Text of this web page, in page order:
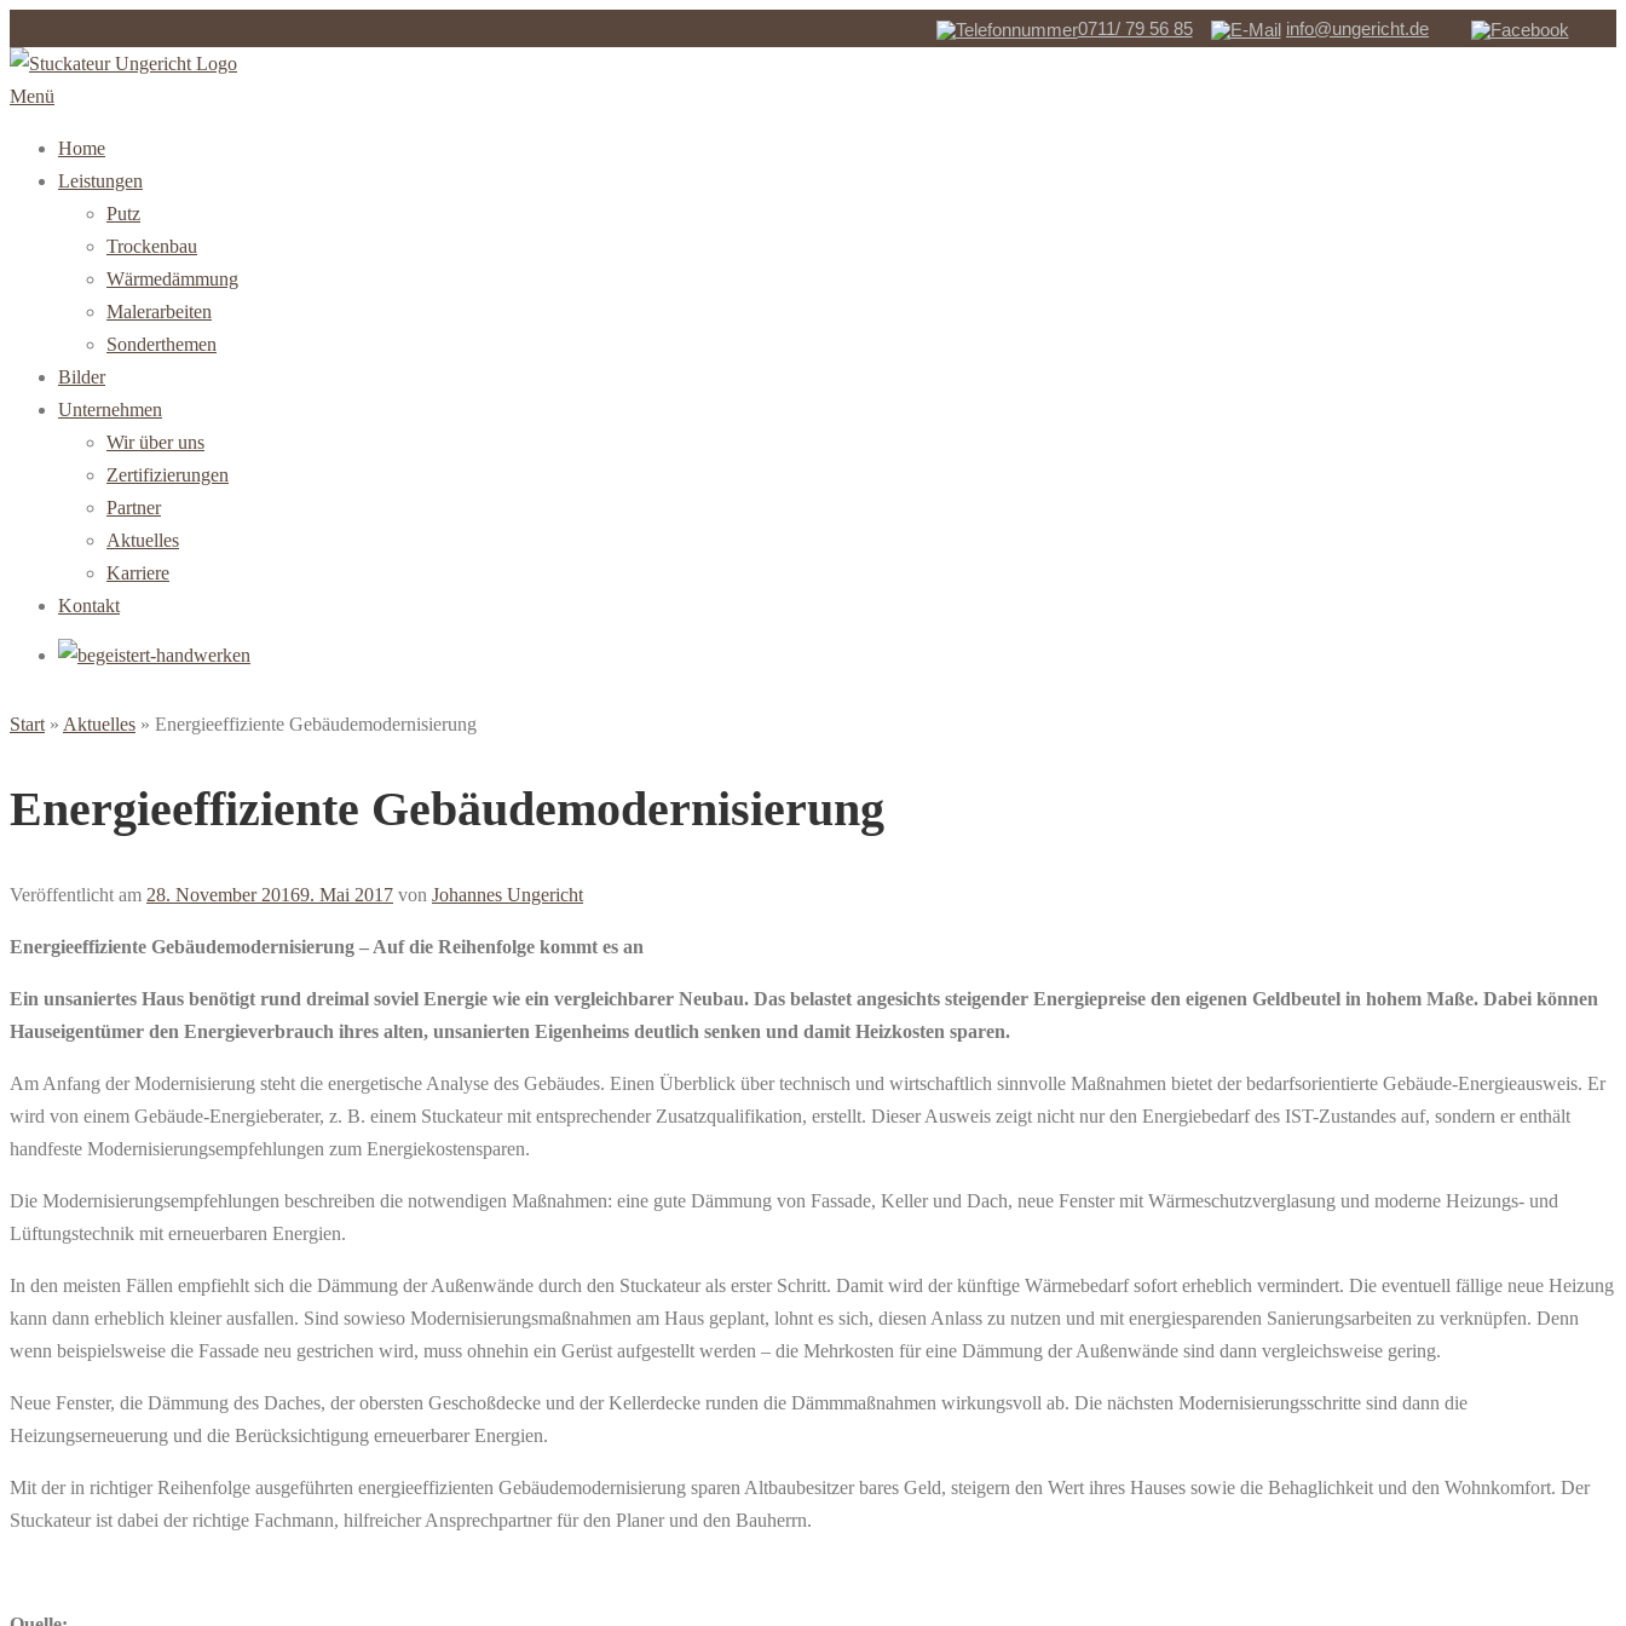
0711/ 79 56 85
info@ungericht.de
Zum
Inhalt
Menü
Home
Leistungen
Putz
Trockenbau
Wärmedämmung
Malerarbeiten
Sonderthemen
Bilder
Unternehmen
Wir über uns
Zertifizierungen
Partner
Aktuelles
Karriere
Kontakt
Start » Aktuelles » Energieeffiziente Gebäudemodernisierung
Energieeffiziente Gebäudemodernisierung
Veröffentlicht am 28. November 20169. Mai 2017 von Johannes Ungericht
Energieeffiziente Gebäudemodernisierung – Auf die Reihenfolge kommt es an
Ein unsaniertes Haus benötigt rund dreimal soviel Energie wie ein vergleichbarer Neubau. Das belastet angesichts steigender Energiepreise den eigenen Geldbeutel in hohem Maße. Dabei können
Hauseigentümer den Energieverbrauch ihres alten, unsanierten Eigenheims deutlich senken und damit Heizkosten sparen.
Am Anfang der Modernisierung steht die energetische Analyse des Gebäudes. Einen Überblick über technisch und wirtschaftlich sinnvolle Maßnahmen bietet der bedarfsorientierte Gebäude-Energieausweis. Er
wird von einem Gebäude-Energieberater, z. B. einem Stuckateur mit entsprechender Zusatzqualifikation, erstellt. Dieser Ausweis zeigt nicht nur den Energiebedarf des IST-Zustandes auf, sondern er enthält
handfeste Modernisierungsempfehlungen zum Energiekostensparen.
Die Modernisierungsempfehlungen beschreiben die notwendigen Maßnahmen: eine gute Dämmung von Fassade, Keller und Dach, neue Fenster mit Wärmeschutzverglasung und moderne Heizungs- und
Lüftungstechnik mit erneuerbaren Energien.
In den meisten Fällen empfiehlt sich die Dämmung der Außenwände durch den Stuckateur als erster Schritt. Damit wird der künftige Wärmebedarf sofort erheblich vermindert. Die eventuell fällige neue Heizung
kann dann erheblich kleiner ausfallen. Sind sowieso Modernisierungsmaßnahmen am Haus geplant, lohnt es sich, diesen Anlass zu nutzen und mit energiesparenden Sanierungsarbeiten zu verknüpfen. Denn
wenn beispielsweise die Fassade neu gestrichen wird, muss ohnehin ein Gerüst aufgestellt werden – die Mehrkosten für eine Dämmung der Außenwände sind dann vergleichsweise gering.
Neue Fenster, die Dämmung des Daches, der obersten Geschoßdecke und der Kellerdecke runden die Dämmmaßnahmen wirkungsvoll ab. Die nächsten Modernisierungsschritte sind dann die
Heizungserneuerung und die Berücksichtigung erneuerbarer Energien.
Mit der in richtiger Reihenfolge ausgeführten energieeffizienten Gebäudemodernisierung sparen Altbaubesitzer bares Geld, steigern den Wert ihres Hauses sowie die Behaglichkeit und den Wohnkomfort. Der
Stuckateur ist dabei der richtige Fachmann, hilfreicher Ansprechpartner für den Planer und den Bauherrn.